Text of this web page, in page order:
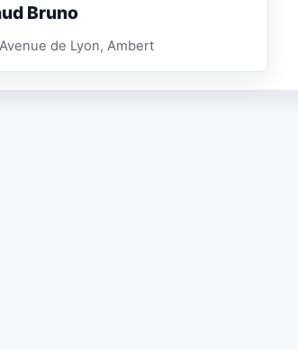
Bruno
de Lyon, Ambert